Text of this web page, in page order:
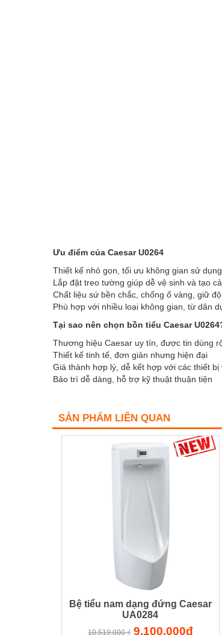
Ưu điểm của Caesar U0264
Thiết kế nhỏ gọn, tối ưu không gian sử dụng
Lắp đặt treo tường giúp dễ vệ sinh và tạo
Chất liệu sứ bền chắc, chống ố vàng, giữ
Phù hợp với nhiều loại không gian, từ dân
Tại sao nên chọn bồn tiểu Caesar
Thương hiệu Caesar uy tín, được tin dùng
Thiết kế tinh tế, đơn giản nhưng hiện đại
Giá thành hợp lý, dễ kết hợp với các thiết bị
Bảo trì dễ dàng, hỗ trợ kỹ thuật thuận tiện
SẢN PHẨM LIÊN QUAN
Bệ tiểu nam dạng đứng Caesar
UA0284
10.519.000 ₫ 9.100.000đ